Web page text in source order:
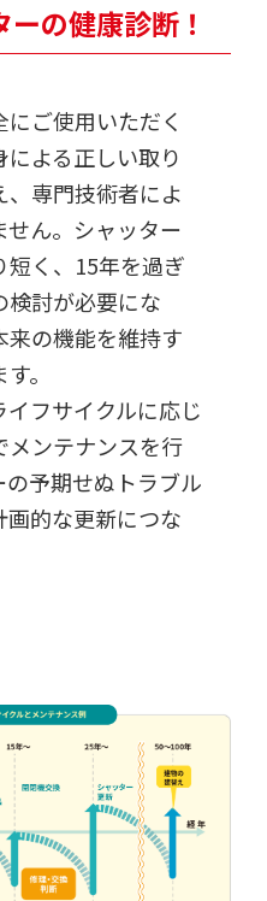
の健康診断！
ご使用いただく
よる正しい取り
専門技術者によ
せん。シャッター
短く、15年を過ぎ
検討が必要にな
来の機能を維持す
。
フサイクルに応じ
メンテナンスを行
予期せぬトラブル
的な更新につな